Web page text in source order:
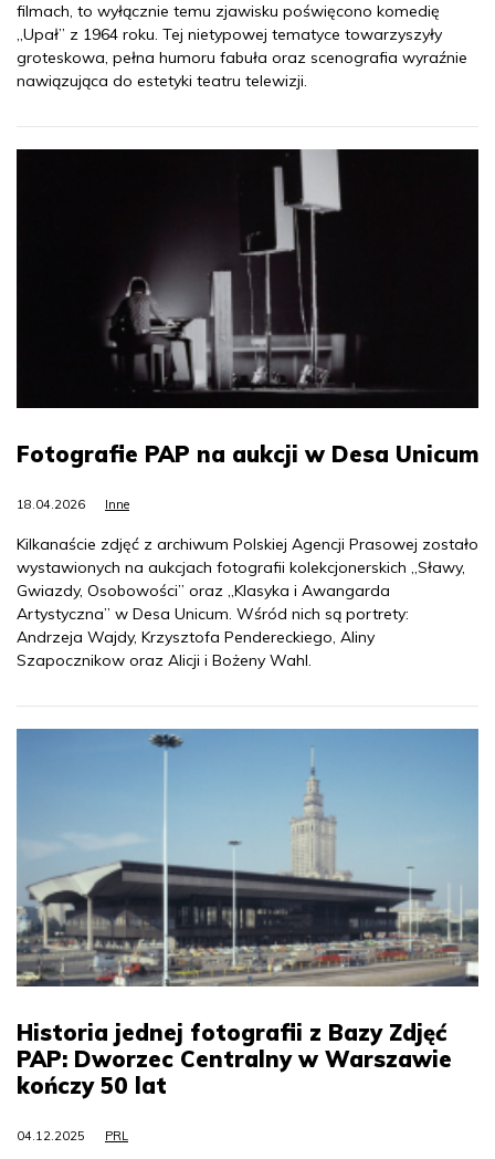
filmach, to wyłącznie temu zjawisku poświęcono komedię
„Upał” z 1964 roku. Tej nietypowej tematyce towarzyszyły
groteskowa, pełna humoru fabuła oraz scenografia wyraźnie
nawiązująca do estetyki teatru telewizji.
Fotografie PAP na aukcji w Desa Unicum
18.04.2026 Inne
Kilkanaście zdjęć z archiwum Polskiej Agencji Prasowej zostało
wystawionych na aukcjach fotografii kolekcjonerskich „Sławy,
Gwiazdy, Osobowości” oraz „Klasyka i Awangarda
Artystyczna” w Desa Unicum. Wśród nich są portrety:
Andrzeja Wajdy, Krzysztofa Pendereckiego, Aliny
Szapocznikow oraz Alicji i Bożeny Wahl.
Historia jednej fotografii z Bazy Zdjęć
PAP: Dworzec Centralny w Warszawie
kończy 50 lat
04.12.2025 PRL